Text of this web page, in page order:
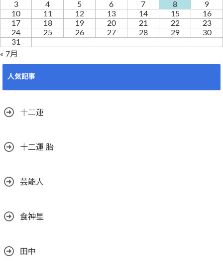
3
4 5 6 7 8
9
10
11 12 13 14 15
16
17
18 19 20 21 22
23
24
25 26 27 28 29
30
31
« 7月
人気記事
十二運
十二運 胎
芸能人
食神星
田中